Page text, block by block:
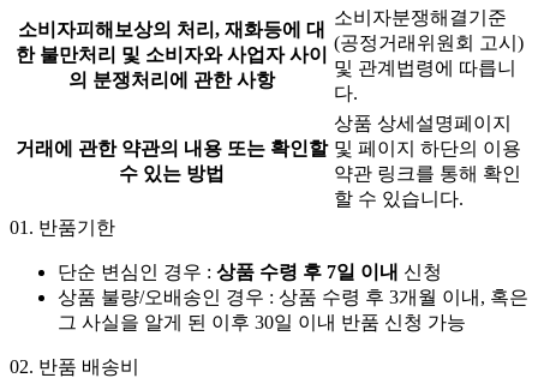
소비자피해보상의 처리, 재화등에 대
한 불만처리 및 소비자와 사업자 사이
의 분쟁처리에 관한 사항
소비자분쟁해결기준
(공정거래위원회 고시)
및 관계법령에 따릅니
다.
거래에 관한 약관의 내용 또는 확인할
수 있는 방법
상품 상세설명페이지
및 페이지 하단의 이용
약관 링크를 통해 확인
할 수 있습니다.
01. 반품기한
단순 변심인 경우 : 상품 수령 후 7일 이내 신청
상품 불량/오배송인 경우 : 상품 수령 후 3개월 이내, 혹은
그 사실을 알게 된 이후 30일 이내 반품 신청 가능
02. 반품 배송비